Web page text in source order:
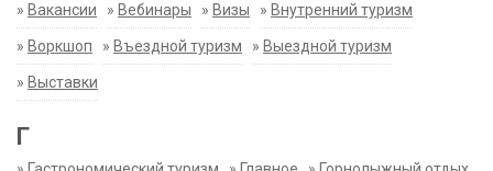
» Вакансии » Вебинары » Визы » Внутренний туризм
» Воркшоп » Въездной туризм » Выездной туризм
» Выставки
Г